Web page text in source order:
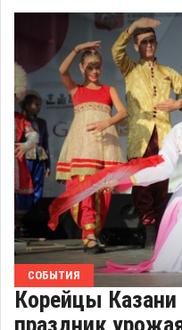
СОБЫТИЯ
Корейцы